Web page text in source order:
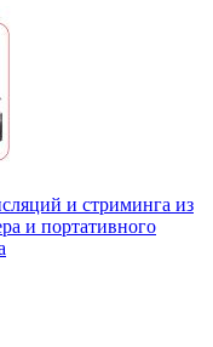
и стриминга из
и портативного